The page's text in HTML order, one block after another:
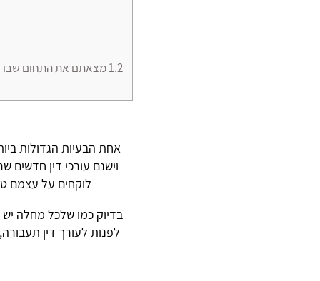
1.2מצאתם את התחום שבו
אחת הבעיות הגדולות
וישנם עורכי דין חדשים
לוקחים על עצמם
בדיוק כמו שלכל מחלה יש
לפנות לעורך דין